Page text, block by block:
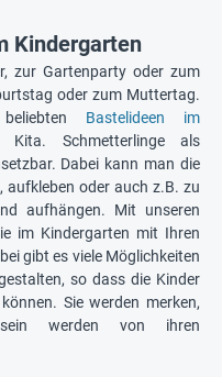
Kindergarten
zur Gartenparty oder zum
oder zum Muttertag.
Bastelideen im
Schmetterlinge als
Dabei kann man die
aufkleben oder auch z.B. zu
aufhängen. Mit unseren
im Kindergarten mit Ihren
gibt es viele Möglichkeiten
so dass die Kinder
Sie werden merken,
werden von ihren